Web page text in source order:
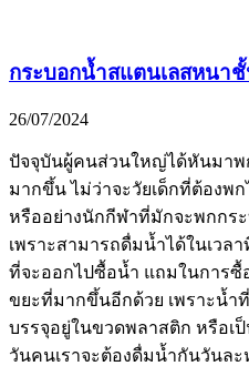
กระบอกน้ำสแตนเลสหนา
26/07/2024
ปัจจุบันผู้คนส่วนใหญ่ได้หันมา
มากขึ้น ไม่ว่าจะวัยเด็กที่ต้องพก
หรืออย่างนักกีฬาที่มักจะพกกร
เพราะสามารถดื่มน้ำได้ในเวล
ที่จะออกไปซื้อน้ำ แถมในการซื้
ขยะที่มากขึ้นอีกด้วย เพราะน้ำ
บรรจุอยู่ในขวดพลาสติก หรือเ
วันคนเราจะต้องดื่มน้ำกันวันล